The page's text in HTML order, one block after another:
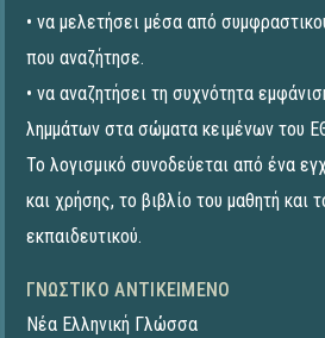
• να μελετήσει μέσα από
που αναζήτησε.
• να αναζητήσει τη συχνότητα
λημμάτων στα σώματα κειμένων του
Το λογισμικό συνοδεύεται από ένα
και χρήσης, το βιβλίο του μαθητή και
εκπαιδευτικού.
ΓΝΩΣΤΙΚΌ ΑΝΤΙΚΕΊΜΕΝΟ
Νέα Ελληνική Γλώσσα